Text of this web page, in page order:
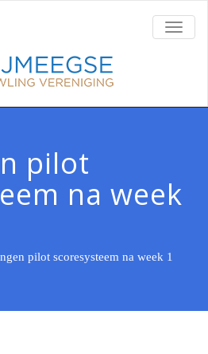
pilot
na week
pilot scoresysteem na week 1